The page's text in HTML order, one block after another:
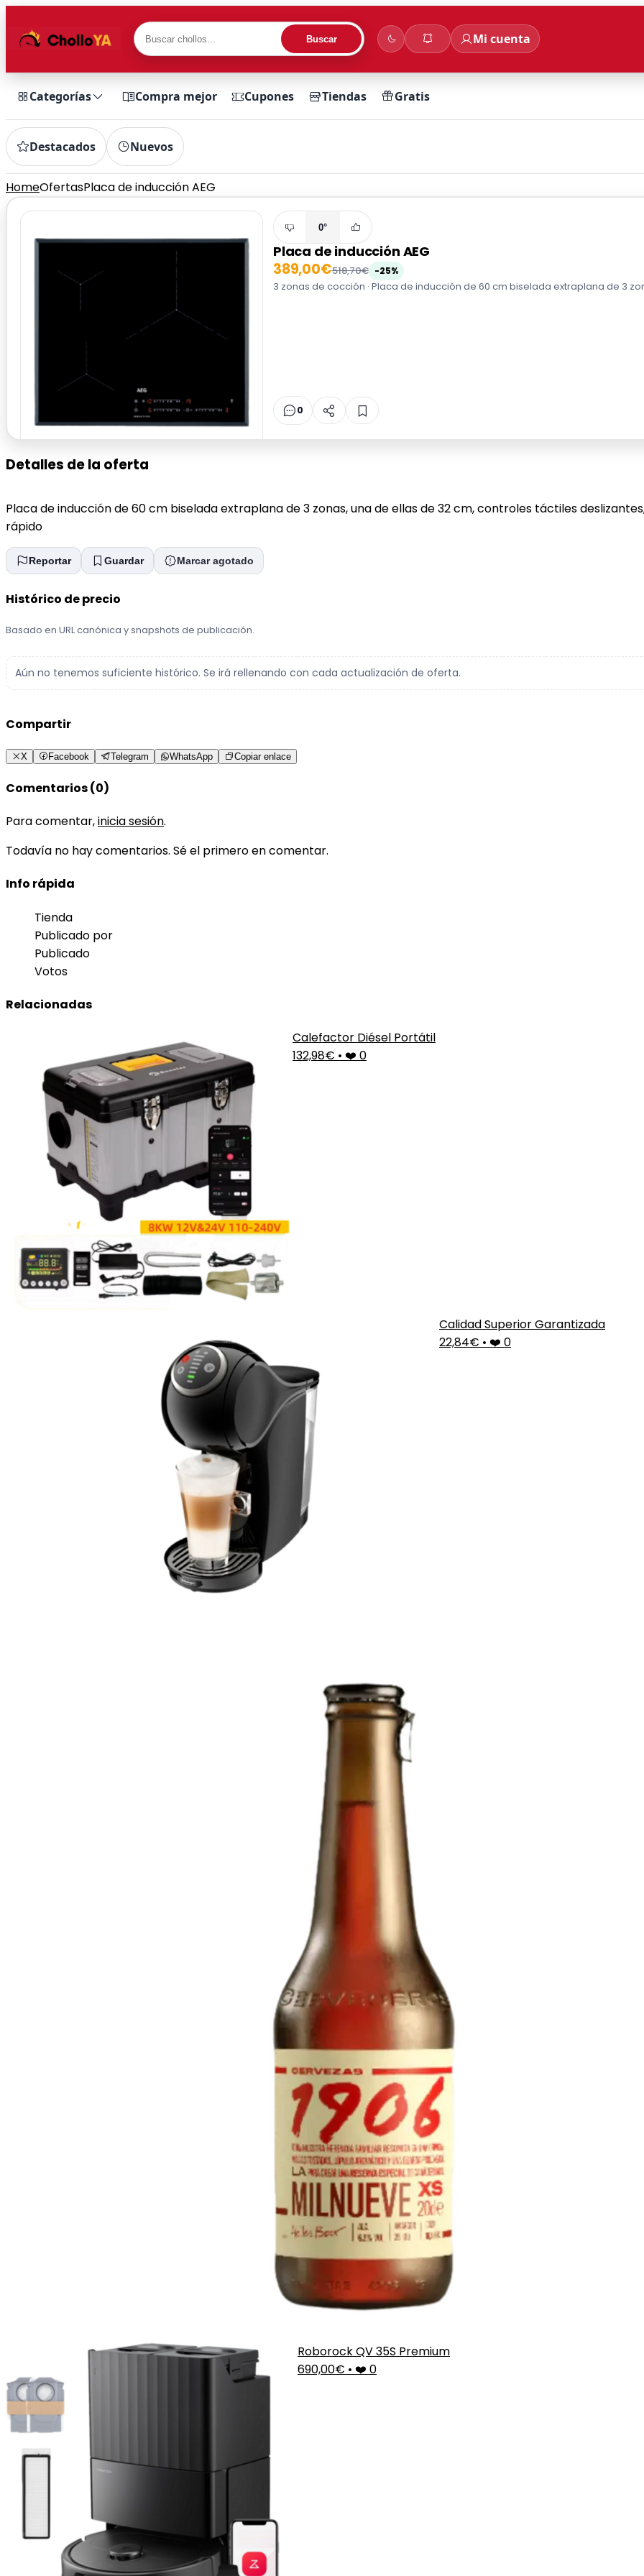
Buscar Mi cuenta
Categorías Compra mejor Cupones Tiendas Gratis
Destacados Nuevos
HomeOfertasPlaca de inducción AEG
0°
Placa de inducción AEG
389,00€518,70€ -25%
3 zonas de cocción · Placa de inducción de 60 cm biselada extraplana de 3
0
Detalles de la oferta
Placa de inducción de 60 cm biselada extraplana de 3 zonas, una de ellas de 32 cm, controles táctiles
rápido
Reportar Guardar Marcar agotado
Histórico de precio
Basado en URL canónica y snapshots de publicación.
Aún no tenemos suficiente histórico. Se irá rellenando con cada actualización de oferta.
Compartir
X Facebook Telegram WhatsApp Copiar enlace
Comentarios (0)
Para comentar,inicia sesión.
Todavía no hay comentarios. Sé el primero en comentar.
Info rápida
Tienda
Publicado por
Publicado
Votos
Relacionadas
Calefactor Diésel Portátil
132,98€ • ❤️ 0
Calidad Superior Garantizada
22,84€ • ❤️ 0
Roborock QV 35S Premium
690,00€ • ❤️ 0